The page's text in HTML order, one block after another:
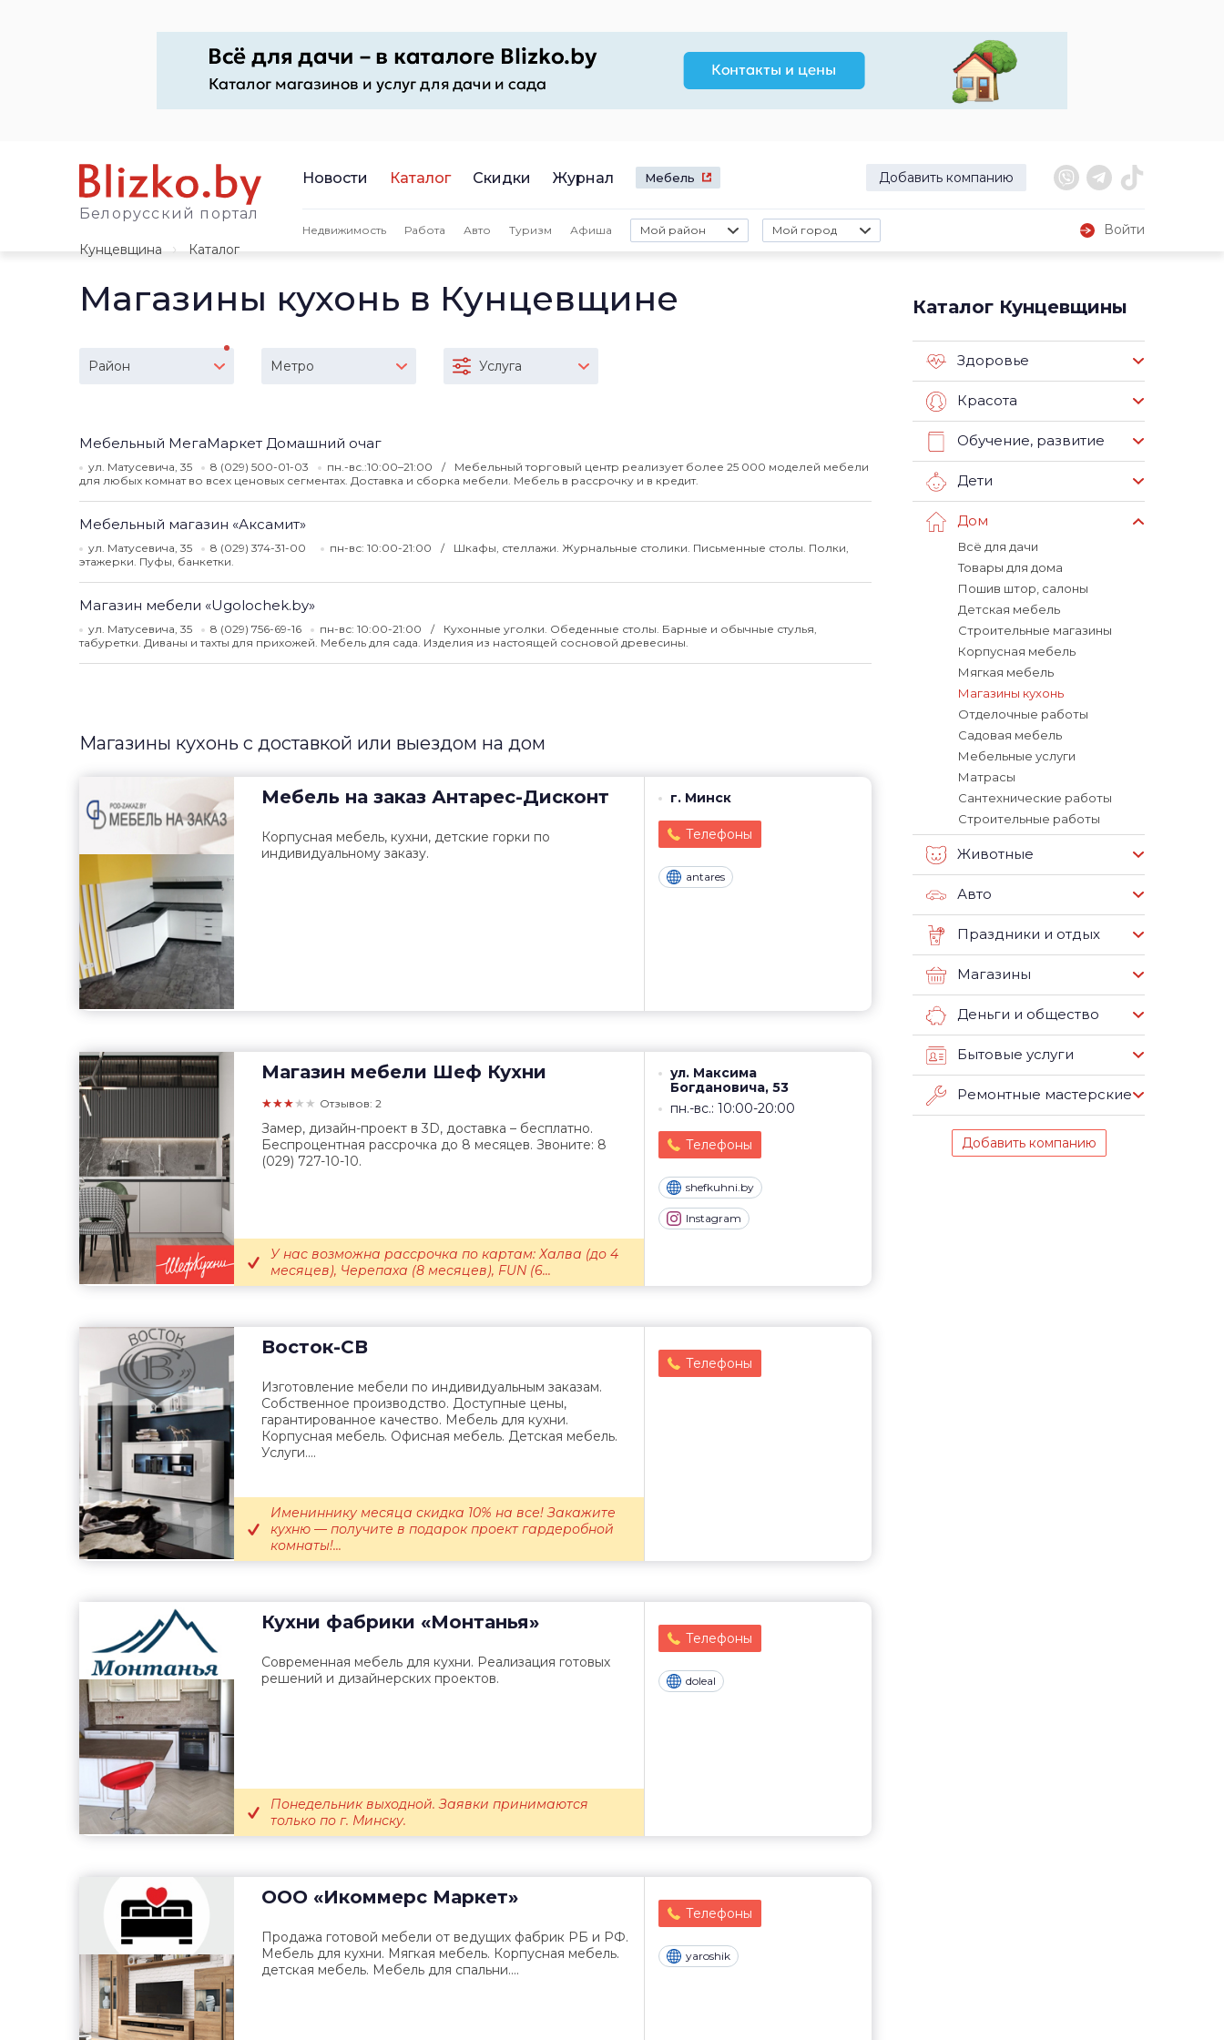
Белорусский портал
Новости Каталог Скидки Журнал Мебель Добавить компанию
Недвижимость Работа Авто Туризм Афиша Мой район Мой город
Войти
Кунцевщина
Каталог
Магазины кухонь в Кунцевщине
Район Метро Услуга
Мебельный МегаМаркет Домашний очаг
ул. Матусевича, 35 8 (029) 500-01-03 пн.-вс.:10:00–21:00
Мебельный торговый центр реализует более 25 000 моделей мебели
для любых комнат во всех ценовых сегментах. Доставка и сборка мебели. Мебель в рассрочку и в кредит.
Мебельный магазин «Аксамит»
ул. Матусевича, 35 8 (029) 374-31-00 пн-вс: 10:00-21:00
Шкафы, стеллажи. Журнальные столики. Письменные столы. Полки,
этажерки. Пуфы, банкетки.
Магазин мебели «Ugolochek.by»
ул. Матусевича, 35 8 (029) 756-69-16 пн-вс: 10:00-21:00
Кухонные уголки. Обеденные столы. Барные и обычные стулья,
табуретки. Диваны и тахты для прихожей. Мебель для сада. Изделия из настоящей сосновой древесины.
Магазины кухонь с доставкой или выездом на дом
Мебель на заказ Антарес-Дисконт г. Минск
Телефоны
antares
Корпусная мебель, кухни, детские горки по
индивидуальному заказу.
Магазин мебели Шеф Кухни
★★★★★ Отзывов: 2
ул. Максима
Богдановича, 53
пн.-вс.: 10:00-20:00
Телефоны
shefkuhni.by
Instagram
Замер, дизайн-проект в 3D, доставка – бесплатно.
Беспроцентная рассрочка до 8 месяцев. Звоните: 8
(029) 727-10-10.
У нас возможна рассрочка по картам: Халва (до 4
месяцев), Черепаха (8 месяцев), FUN (6...
Восток-СВ
Телефоны
Изготовление мебели по индивидуальным заказам.
Собственное производство. Доступные цены,
гарантированное качество. Мебель для кухни.
Корпусная мебель. Офисная мебель. Детская мебель.
Услуги....
Имениннику месяца скидка 10% на все! Закажите
кухню — получите в подарок проект гардеробной
комнаты!...
Кухни фабрики «Монтанья»
Телефоны
doleal
Современная мебель для кухни. Реализация готовых
решений и дизайнерских проектов.
Понедельник выходной. Заявки принимаются
только по г. Минску.
ООО «Икоммерс Маркет»
Телефоны
yaroshik
Продажа готовой мебели от ведущих фабрик РБ и РФ.
Мебель для кухни. Мягкая мебель. Корпусная мебель.
детская мебель. Мебель для спальни....
Каталог Кунцевщины
Здоровье
Красота
Обучение, развитие
Дети
Дом
Всё для дачи
Товары для дома
Пошив штор, салоны
Детская мебель
Строительные магазины
Корпусная мебель
Мягкая мебель
Магазины кухонь
Отделочные работы
Садовая мебель
Мебельные услуги
Матрасы
Сантехнические работы
Строительные работы
Животные
Авто
Праздники и отдых
Магазины
Деньги и общество
Бытовые услуги
Ремонтные мастерские
Добавить компанию